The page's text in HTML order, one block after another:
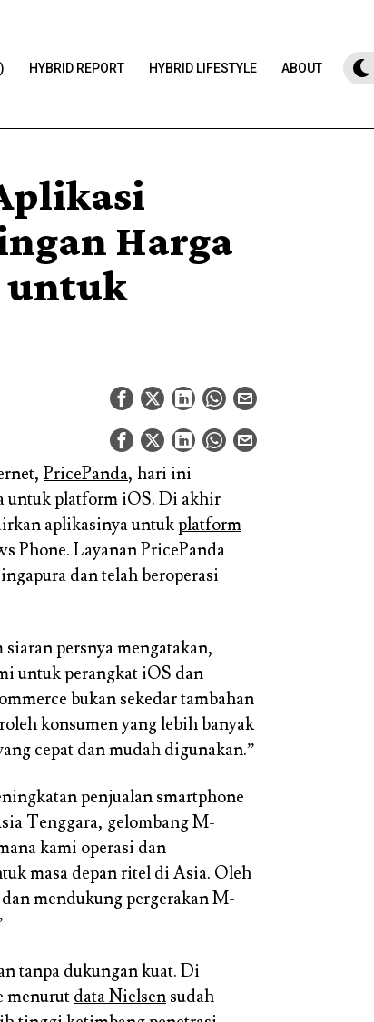
HYBRID REPORT HYBRID LIFESTYLE ABOUT
Harga
untuk
PricePanda, hari ini
untukplatform iOS. Di akhir
aplikasinya untukplatform
Phone. Layanan PricePanda
dan telah beroperasi
persnya mengatakan,
untuk perangkat iOS dan
bukan sekedar tambahan
konsumen yang lebih banyak
cepat dan mudah digunakan.”
penjualan smartphone
Tenggara, gelombang M-
kami operasi dan
masa depan ritel di Asia. Oleh
mendukung pergerakan M-
tanpa dukungan kuat. Di
menurut data Nielsen sudah